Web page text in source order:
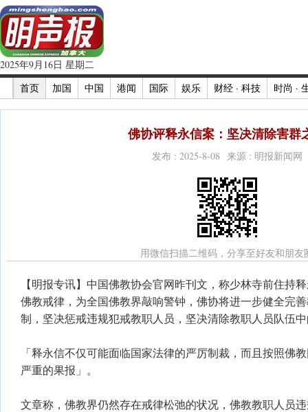
2025年9月16日 星期二
首页
加国 中国 港闻 国际 娱乐 财经 · 科技 时尚 ·
佛协评释永信案：坚决清除害群
发布 : 2025-8-08 来源 : 明报新闻网
用微信扫描二维码，分享至好友和朋友
【明报专讯】中国佛教协会官网昨刊文，称少林寺前住持
佛教戒律，为全国佛教界敲响警钟，佛协将进一步健全完
制，坚决惩戒违规犯戒教职人员，坚决清除教职人员队伍
「释永信不仅可能面临国家法律的严厉制裁，而且按照佛
严重的果报」。
文章称，佛教界仍然存在戒律松弛的状况，佛教教职人员